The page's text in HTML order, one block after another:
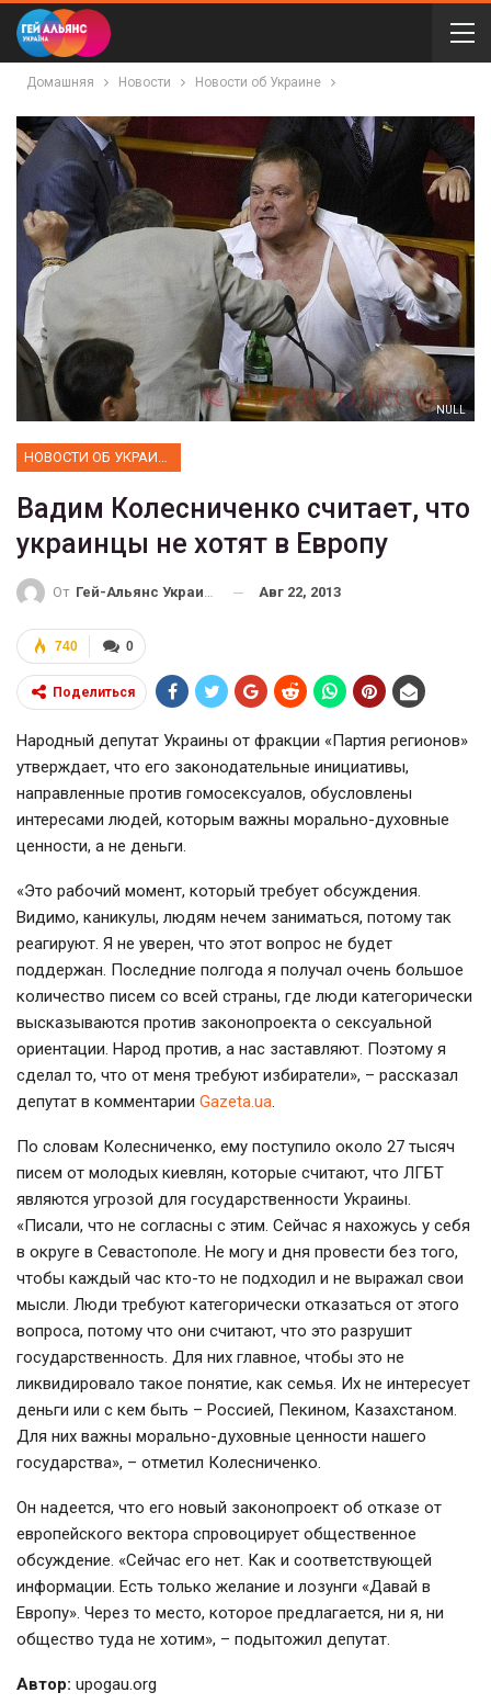
Домашняя Новости Новости об Украине
NULL
Вадим Колесниченко считает, что
украинцы не хотят в Европу
От Гей-Альянс Украина Авг 22, 2013
0
740
Поделиться
Народный депутат Украины от фракции «Партия регионов»
утверждает, что его законодательные инициативы,
направленные против гомосексуалов, обусловлены
интересами людей, которым важны морально-духовные
ценности, а не деньги.
«Это рабочий момент, который требует обсуждения.
Видимо, каникулы, людям нечем заниматься, потому так
реагируют. Я не уверен, что этот вопрос не будет
поддержан. Последние полгода я получал очень большое
количество писем со всей страны, где люди категорически
высказываются против законопроекта о сексуальной
ориентации. Народ против, а нас заставляют. Поэтому я
сделал то, что от меня требуют избиратели», – рассказал
депутат в комментарии Gazeta.ua.
По словам Колесниченко, ему поступило около 27 тысяч
писем от молодых киевлян, которые считают, что ЛГБТ
являются угрозой для государственности Украины.
«Писали, что не согласны с этим. Сейчас я нахожусь у себя
в округе в Севастополе. Не могу и дня провести без того,
чтобы каждый час кто-то не подходил и не выражал свои
мысли. Люди требуют категорически отказаться от этого
вопроса, потому что они считают, что это разрушит
государственность. Для них главное, чтобы это не
ликвидировало такое понятие, как семья. Их не интересует
деньги или с кем быть – Россией, Пекином, Казахстаном.
Для них важны морально-духовные ценности нашего
государства», – отметил Колесниченко.
Он надеется, что его новый законопроект об отказе от
европейского вектора спровоцирует общественное
обсуждение. «Сейчас его нет. Как и соответствующей
информации. Есть только желание и лозунги «Давай в
Европу». Через то место, которое предлагается, ни я, ни
общество туда не хотим», – подытожил депутат.
Автор: upogau.org